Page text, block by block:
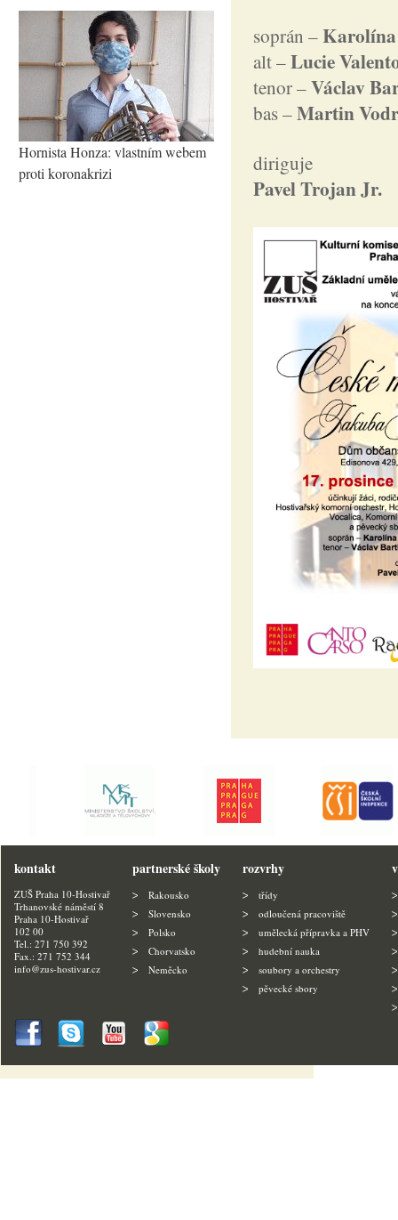
soprán –
alt –Lucie
tenor –Václav
bas –Martin
diriguje
Pavel Trojan Jr.
Hornista Honza: vlastním webem
proti koronakrizi
kontakt
ZUŠ Praha 10-Hostivař
Trhanovské náměstí 8
Praha 10-Hostivař
102 00
Tel.: 271 750 392
Fax.: 271 752 344
info@zus-hostivar.cz
partnerské školy
Rakousko
Slovensko
Polsko
Chorvatsko
Neměcko
rozvrhy
třídy
odloučená pracoviště
umělecká přípravka a PHV
hudební nauka
soubory a orchestry
pěvecké sbory